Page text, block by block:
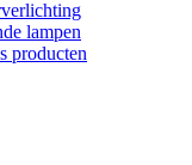
lampen
producten